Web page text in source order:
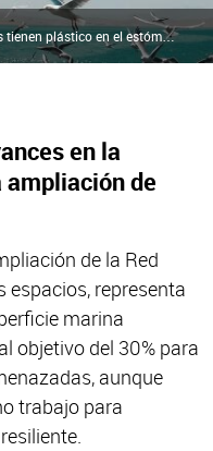
en la
de
de la Red
representa
marina
objetivo del 30% para
aunque
trabajo para
Se estima que el 90% de las aves marinas tienen plástico en el estómago, Según SEO/BirdLife | Pexels